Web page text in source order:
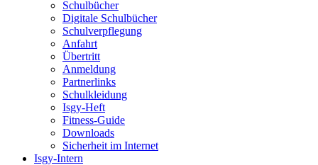
Schulbücher
Digitale Schulbücher
Schulverpflegung
Anfahrt
Übertritt
Anmeldung
Partnerlinks
Schulkleidung
Isgy-Heft
Fitness-Guide
Downloads
Sicherheit im Internet
Isgy-Intern